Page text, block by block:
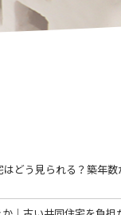
どう見られる？築年